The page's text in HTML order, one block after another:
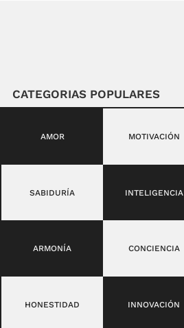
CATEGORIAS POPULARES
AMOR MOTIVACIÓN
SABIDURÍA INTELIGENCIA
ARMONÍA CONCIENCIA
HONESTIDAD INNOVACIÓN